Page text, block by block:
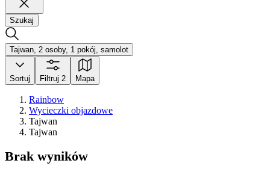
Szukaj
Tajwan, 2 osoby, 1 pokój, samolot
Sortuj Filtruj 2 Mapa
Rainbow
Wycieczki objazdowe
Tajwan
Tajwan
Brak wyników